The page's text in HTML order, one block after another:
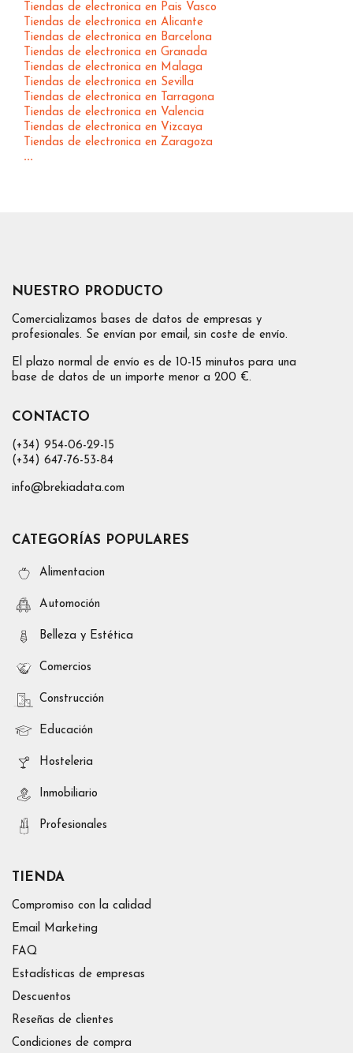
Tiendas de electronica en Pais Vasco
Tiendas de electronica en Alicante
Tiendas de electronica en Barcelona
Tiendas de electronica en Granada
Tiendas de electronica en Malaga
Tiendas de electronica en Sevilla
Tiendas de electronica en Tarragona
Tiendas de electronica en Valencia
Tiendas de electronica en Vizcaya
Tiendas de electronica en Zaragoza
...
NUESTRO PRODUCTO
Comercializamos bases de datos de empresas y
profesionales. Se envían por email, sin coste de envío.
El plazo normal de envío es de 10-15 minutos para una
base de datos de un importe menor a 200 €.
CONTACTO
(+34) 954-06-29-15
(+34) 647-76-53-84
info@brekiadata.com
CATEGORÍAS POPULARES
Alimentacion
Automoción
Belleza y Estética
Comercios
Construcción
Educación
Hosteleria
Inmobiliario
Profesionales
TIENDA
Compromiso con la calidad
Email Marketing
FAQ
Estadísticas de empresas
Descuentos
Reseñas de clientes
Condiciones de compra